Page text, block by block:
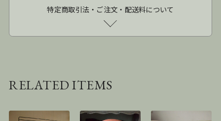
特定商取引法・ご注文・配送料について
RELATED ITEMS